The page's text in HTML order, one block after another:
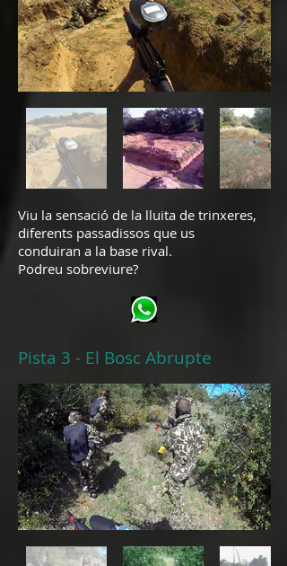
Viu la sensació de la lluita de trinxeres,
diferents passadissos que us
conduiran a la base rival.
Podreu sobreviure?
Pista 3 - El Bosc Abrupte